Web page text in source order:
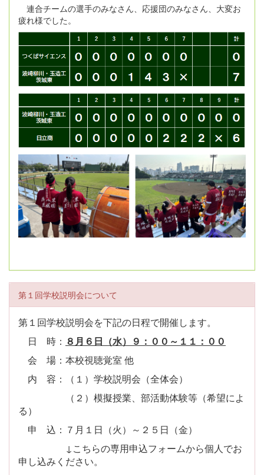
連合チームの選手のみなさん、応援団のみなさん、大変お
疲れ様でした。
第１回学校説明会について
第１回学校説明会を下記の日程で開催します。
日 時： ８月６日（水）９：００～１１：００
会 場：本校視聴覚室 他
内 容：（１）学校説明会（全体会）
（２）模擬授業、部活動体験等（希望によ
る）
申 込：７月１日（火）～２５日（金）
↓こちらの専用申込フォームから個人でお
申し込みください。